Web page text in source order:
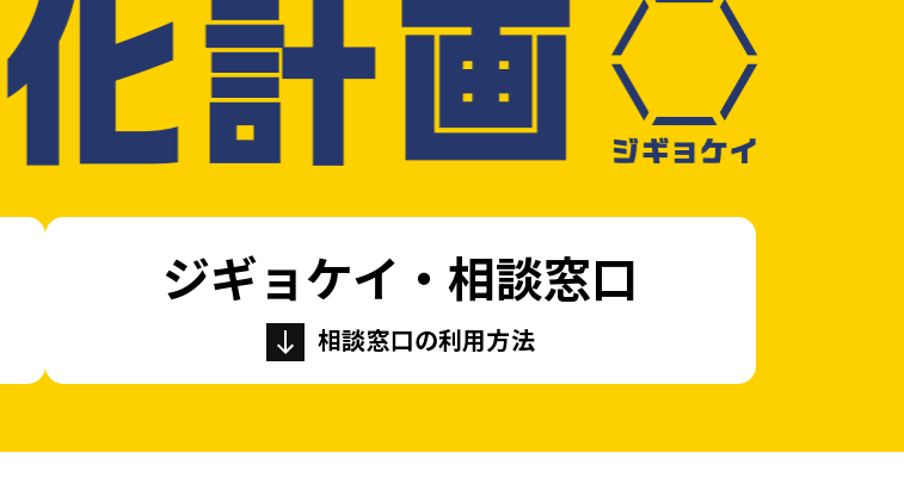
ジギョケイ・相談窓口
相談窓口の利用方法